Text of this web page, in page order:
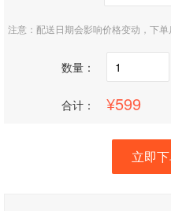
注意：配送日期会影响价格变动，下
数量：
合计： 599
立即